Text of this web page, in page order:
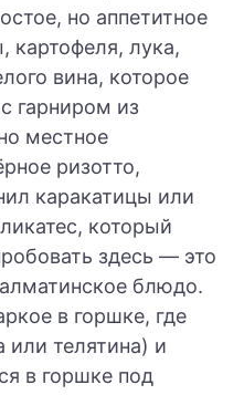
но аппетитное
картофеля, лука,
вина, которое
гарниром из
местное
ризотто,
каракатицы или
который
здесь — это
блюдо.
в горшке, где
телятина) и
в горшке под